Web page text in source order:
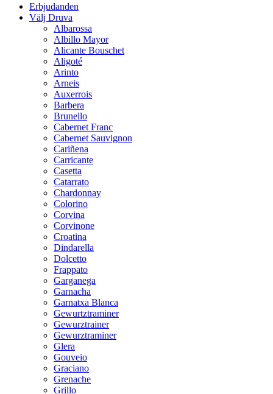
Erbjudanden
Välj Druva
Albarossa
Albillo Mayor
Alicante Bouschet
Aligoté
Arinto
Arneis
Auxerrois
Barbera
Brunello
Cabernet Franc
Cabernet Sauvignon
Cariñena
Carricante
Casetta
Catarrato
Chardonnay
Colorino
Corvina
Corvinone
Croatina
Dindarella
Dolcetto
Frappato
Garganega
Garnacha
Garnatxa Blanca
Gewurtztraminer
Gewurztrainer
Gewurztraminer
Glera
Gouveio
Graciano
Grenache
Grillo